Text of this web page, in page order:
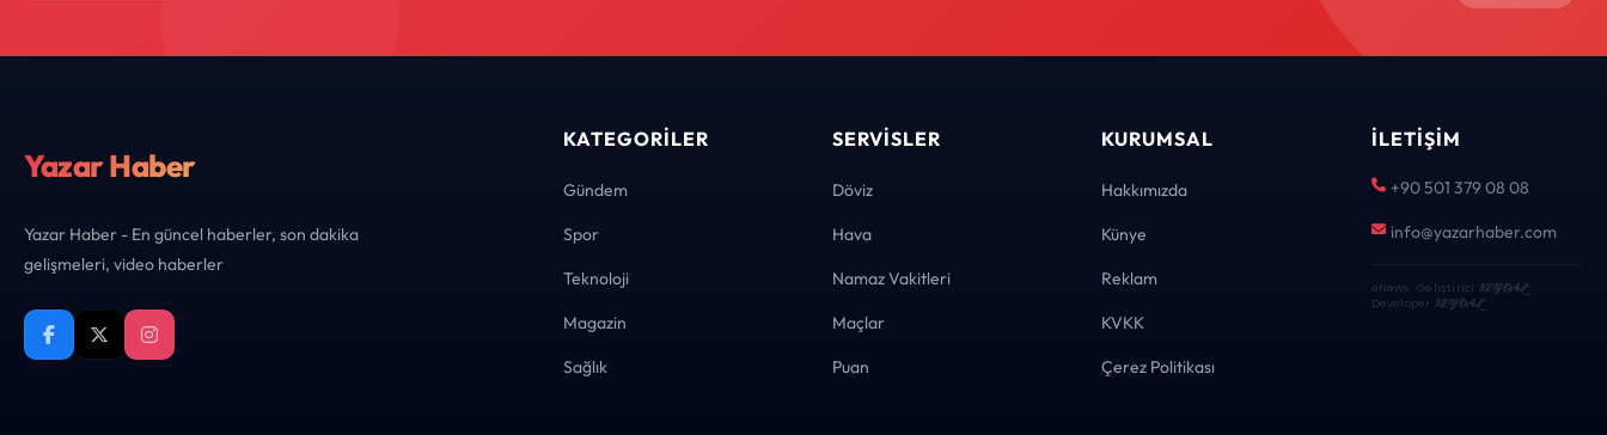
Yazar Haber
Yazar Haber - En güncel haberler, son dakika
gelişmeleri, video haberler
KATEGORILER
Gündem
Spor
Teknoloji
Magazin
Sağlık
SERVISLER
Döviz
Hava
Namaz Vakitleri
Maçlar
Puan
KURUMSAL
Hakkımızda
Künye
Reklam
KVKK
Çerez Politikası
İLETIŞIM
+90 501 379 08 08
info@yazarhaber.com
eNews · Geliştirici KEYDAL·
Developer KEYDAL